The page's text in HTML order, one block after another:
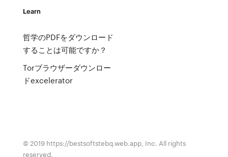
Learn
哲学のPDFをダウンロード
することは可能ですか？
Torブラウザーダウンロー
ドexcelerator
© 2019 https://bestsoftstebq.web.app, Inc. All rights
reserved.